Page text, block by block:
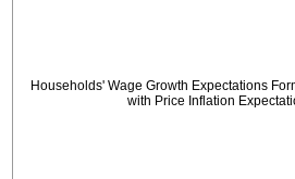
Households' Wage Growth Expectations
with Price Inflation